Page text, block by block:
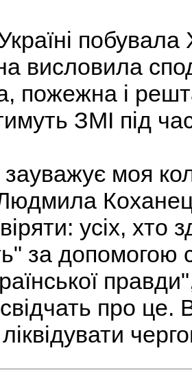
побувала
висловила
пожежна і
ЗМІ під
моя
усіх,
за допомогою
про